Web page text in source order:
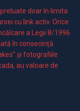
doar în limita
cu link activ. Orice
a Legii 8/1996
în consecință.
și fotografiile
au valoare de